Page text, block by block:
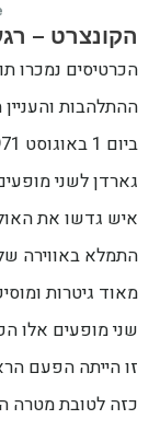
הקונצרט –
הכרטיסים נמכרו
ההתלהבות
איש גדשו את
התמלא באווירה
מאוד גיטרות
שני מופעים אלו
זו הייתה הפעם
כזה לטובת מטרה